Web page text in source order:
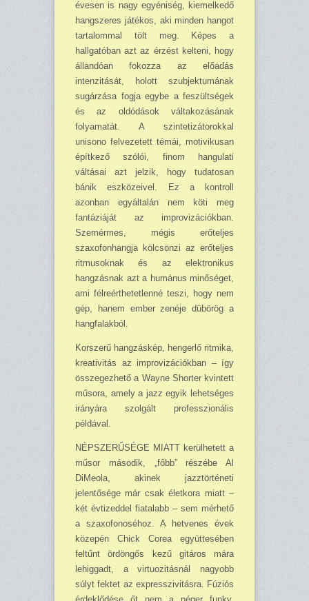
évesen is nagy egyéniség, kiemelkedő
hangszeres játékos, aki minden hangot
tartalommal tölt meg. Képes a
hallgatóban azt az érzést kelteni, hogy
állandóan fokozza az előadás
intenzitását, holott szubjektumának
sugárzása fogja egybe a feszültségek
és az oldódások váltakozásának
folyamatát. A szintetizátorokkal
unisono felvezetett témái, motivi­kusan
építkező szólói, finom hangulati
váltásai azt jelzik, hogy tudatosan
bánik eszközeivel. Ez a kontroll
azonban egyáltalán nem köti meg
fantáziáját az improvizációkban.
Szemérmes, mégis erőteljes
szaxofonhangja kölcsönzi az erőteljes
ritmusoknak és az elektronikus
hangzás­nak azt a humánus minőséget,
ami félreérthetetlenné teszi, hogy nem
gép, hanem ember zenéje dübörög a
hangfalakból.
Korszerű hangzáskép, hengerlő ritmika,
kreativitás az improvizációkban – így
össze­gez­hető a Wayne Shorter kvintett
műsora, amely a jazz egyik lehetséges
irányára szolgált pro­fesszionális
példával.
NÉPSZERŰSÉGE MIATT kerülhetett a
műsor második, „főbb” részébe Al
DiMeola, akinek jazztörténeti
jelentősége már csak életkora miatt –
két évtizeddel fiatalabb – sem mér­hető
a szaxofonoséhoz. A hetvenes évek
közepén Chick Corea együttesében
feltűnt ördöngős kezű gitáros mára
lehiggadt, a virtuozitásnál nagyobb
súlyt fektet az expresszivitásra. Fúziós